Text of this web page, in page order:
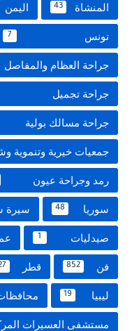
المنشاة 43 اليمن
تونس 7
جراحة العظام والمفاصل
جراحة تجميل
جراحة مسالك بولية
جمعيات خيرية وتنموية
رمد وجراحة عيون
سوريا 48 سيرة
صيدليات 1
فن 852 قطر
ليبيا 19
مستشفى العسيرات